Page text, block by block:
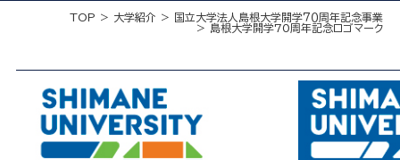
TOP 大学紹介
国立大学法人島根大学開学７０周年記念事業
島根大学開学70周年記念ロゴマーク